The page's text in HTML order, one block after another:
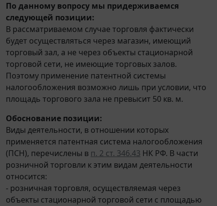
По данному вопросу мы придерживаемся
следующей позиции:
В рассматриваемом случае торговля фактически
будет осуществляться через магазин, имеющий
торговый зал, а не через объекты стационарной
торговой сети, не имеющие торговых залов.
Поэтому применение патентной системы
налогообложения возможно лишь при условии, что
площадь торгового зала не превысит 50 кв. м.
Обоснование позиции:
Виды деятельности, в отношении которых
применяется патентная система налогообложения
(ПСН), перечислены в п. 2 ст. 346.43 НК РФ. В части
розничной торговли к этим видам деятельности
относится:
- розничная торговля, осуществляемая через
объекты стационарной торговой сети с площадью